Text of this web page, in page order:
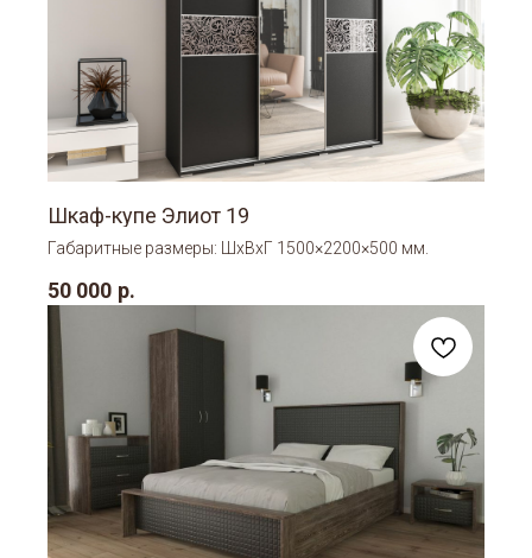
Шкаф-купе Элиот 19
Габаритные размеры: ШхВхГ 1500×2200×500 мм.
50 000 р.